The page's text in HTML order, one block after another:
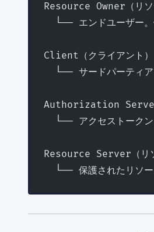
Resource Owner（リソ
└── エンドユーザー
Client（クライアント）
└── サードパーティア
Authorization Server
└── アクセストーク
Resource Server（リソ
└── 保護されたリソ